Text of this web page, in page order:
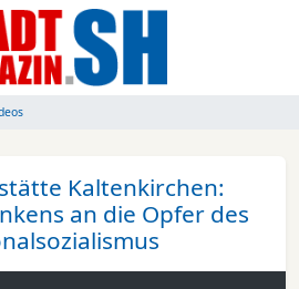
Kaltenkirchen:
an die Opfer des